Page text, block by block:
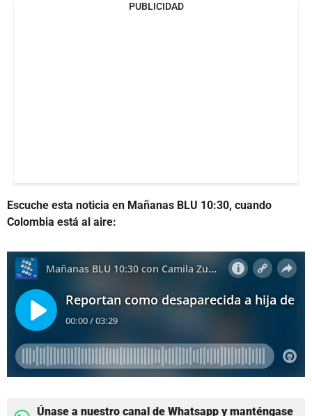
PUBLICIDAD
Escuche esta noticia en Mañanas BLU 10:30, cuando
Colombia está al aire:
Únase a nuestro canal de Whatsapp y manténgase